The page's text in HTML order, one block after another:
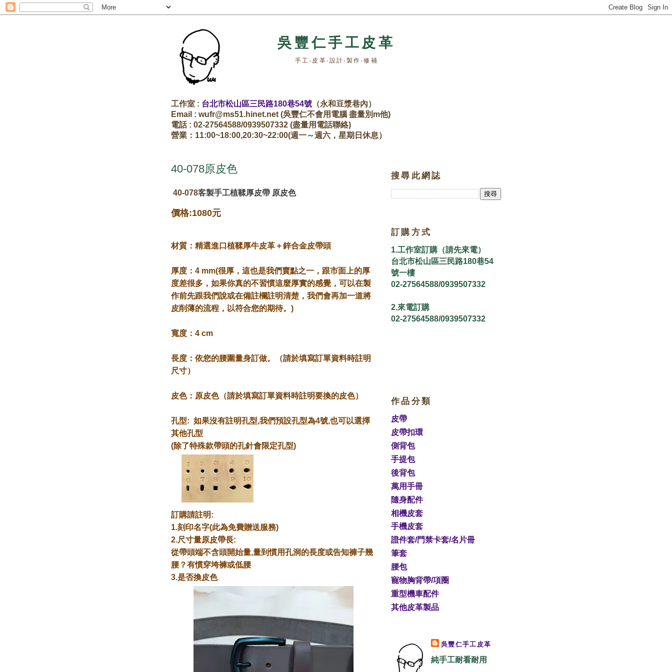
吳豐仁手工皮革
手工‧皮革‧設計‧製作‧修補
工作室 : 台北市松山區三民路180巷54號 （永和豆漿巷內）
Email : wufr@ms51.hinet.net (吳豐仁不會用電腦 盡量別m他)
電話 : 02-27564588/0939507332 (盡量用電話聯絡)
營業：11:00~18:00,20:30~22:00(週一～週六，星期日休息）
40-078原皮色
40-078客製手工植鞣厚皮帶 原皮色
價格:1080元
材質 ：精選進口植鞣厚牛皮革＋鋅合金皮帶頭
厚度 ：4 mm(很厚，這也是我們賣點之一，跟市面上的厚
度差很多，如果你真的不習慣這麼厚實的感覺，可以在製
作前先跟我們說或在備註欄註明清楚，我們會再加一道將
皮削薄的流程，以符合您的期待。)
寬度 ：4 cm
長度 ：依您的腰圍量身訂做。（請於填寫訂單資料時註明
尺寸）
皮色：原皮色（請於填寫訂單資料時註明要換的皮色）
孔型: 如果沒有註明孔型,我們預設孔型為4號,也可以選擇
其他孔型
(除了特殊款帶頭的孔針會限定孔型)
訂購請註明:
1.刻印名字(此為免費贈送服務)
2.尺寸量原皮帶長:
從帶頭端不含頭開始量,量到慣用孔洞的長度或告知褲子幾
腰？有慣穿垮褲或低腰
3.是否換皮色
搜尋此網誌
訂購方式
1.工作室訂購（請先來電）
台北市松山區三民路180巷54
號一樓
02-27564588/0939507332
2.來電訂購
02-27564588/0939507332
作品分類
皮帶
皮帶扣環
側背包
手提包
後背包
萬用手冊
隨身配件
相機皮套
手機皮套
證件套/門禁卡套/名片冊
筆套
腰包
寵物胸背帶/項圈
重型機車配件
其他皮革製品
吳豐仁手工皮革
純手工耐看耐用